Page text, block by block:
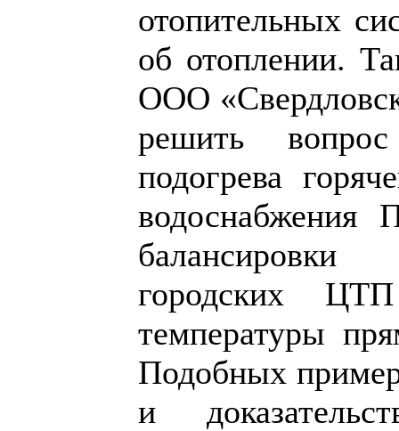
отопительных
об отоплении.
ООО
решить
подогрева
водоснабжения
городских
температуры
Подобных
и